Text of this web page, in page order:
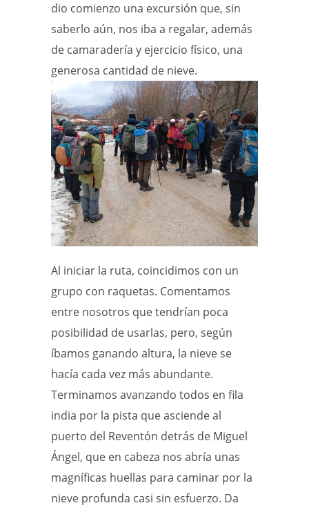
dio comienzo una excursión que, sin
saberlo aún, nos iba a regalar, además
de camaradería y ejercicio físico, una
generosa cantidad de nieve.
Al iniciar la ruta, coincidimos con un
grupo con raquetas. Comentamos
entre nosotros que tendrían poca
posibilidad de usarlas, pero, según
íbamos ganando altura, la nieve se
hacía cada vez más abundante.
Terminamos avanzando todos en fila
india por la pista que asciende al
puerto del Reventón detrás de Miguel
Ángel, que en cabeza nos abría unas
magníficas huellas para caminar por la
nieve profunda casi sin esfuerzo. Da